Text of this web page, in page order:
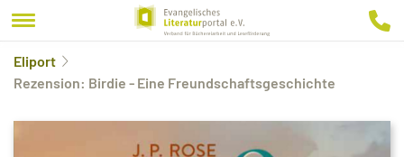
Eliport
Rezension: Birdie - Eine Freundschaftsgeschichte